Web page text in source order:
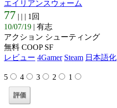
エイリアンスウォーム
77 | | | 1回
10/07/19 | 有志
アクション シューティング
無料 COOP SF
レビュー 4Gamer Steam 日本語化
5 4 3 2 1